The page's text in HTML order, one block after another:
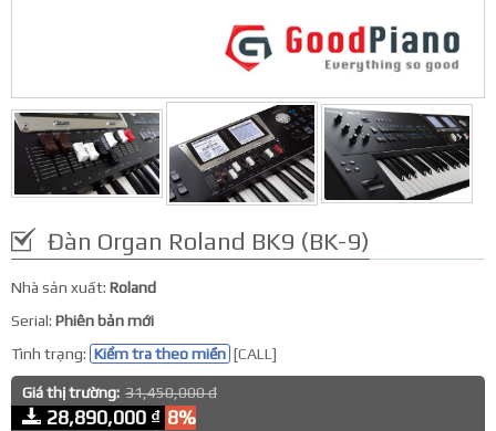
Đàn Organ Roland BK9 (BK-9)
Nhà sản xuất: Roland
Serial: Phiên bản mới
Tình trạng: Kiểm tra theo miền [CALL]
Giá thị trường: 31,450,000 đ
28,890,000 ₫ 8%